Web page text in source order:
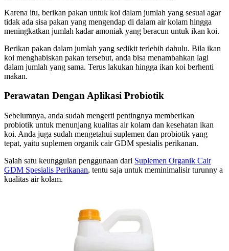
Karena itu, berikan pakan untuk koi dalam jumlah yang sesuai agar
tidak ada sisa pakan yang mengendap di dalam air kolam hingga
meningkatkan jumlah kadar amoniak yang beracun untuk ikan koi.
Berikan pakan dalam jumlah yang sedikit terlebih dahulu. Bila ikan
koi menghabiskan pakan tersebut, anda bisa menambahkan lagi
dalam jumlah yang sama. Terus lakukan hingga ikan koi berhenti
makan.
Perawatan Dengan Aplikasi Probiotik
Sebelumnya, anda sudah mengerti pentingnya memberikan
probiotik untuk menunjang kualitas air kolam dan kesehatan ikan
koi. Anda juga sudah mengetahui suplemen dan probiotik yang
tepat, yaitu suplemen organik cair GDM spesialis perikanan.
Salah satu keunggulan penggunaan dari Suplemen Organik Cair
GDM Spesialis Perikanan, tentu saja untuk meminimalisir turunny a
kualitas air kolam.